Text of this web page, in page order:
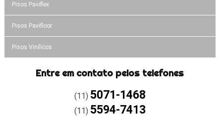
Pisos Paviflex
Pisos Pavifloor
Pisos Vinílicos
Entre em contato pelos telefones
(11) 5071-1468
(11) 5594-7413